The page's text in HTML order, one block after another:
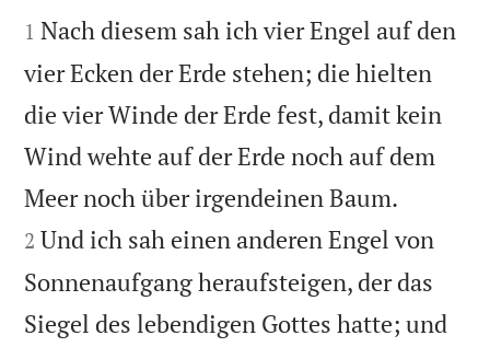


1 Nach diesem sah ich vier Engel auf den
vier Ecken der Erde stehen; die hielten
die vier Winde der Erde fest, damit kein
Wind wehte auf der Erde noch auf dem
Meer noch über irgendeinen Baum.
2 Und ich sah einen anderen Engel von
Sonnenaufgang heraufsteigen, der das
Siegel des lebendigen Gottes hatte; und